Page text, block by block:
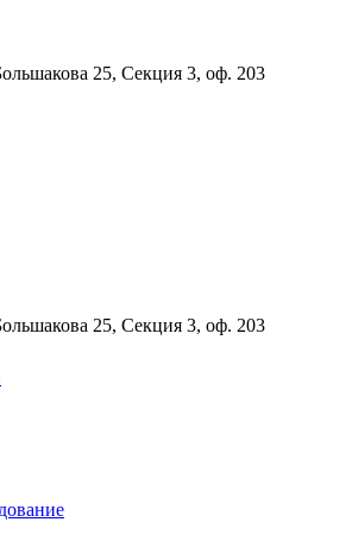
25, Секция 3, оф. 203
25, Секция 3, оф. 203